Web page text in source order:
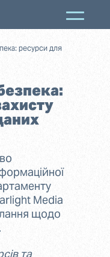
ресурси для
Media
щодо
та